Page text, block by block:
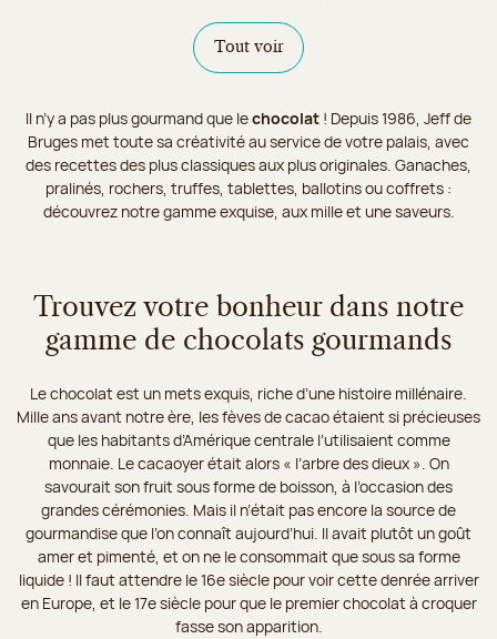
Tout voir
Il n’y a pas plus gourmand que lechocolat ! Depuis 1986, Jeff de
Bruges met toute sa créativité au service de votre palais, avec
des recettes des plus classiques aux plus originales. Ganaches,
pralinés, rochers, truffes, tablettes, ballotins ou coffrets :
découvrez notre gamme exquise, aux mille et une saveurs.
Trouvez votre bonheur dans notre
gamme de chocolats gourmands
Le chocolat est un mets exquis, riche d’une histoire millénaire.
Mille ans avant notre ère, les fèves de cacao étaient si précieuses
que les habitants d’Amérique centrale l’utilisaient comme
monnaie. Le cacaoyer était alors « l’arbre des dieux ». On
savourait son fruit sous forme de boisson, à l’occasion des
grandes cérémonies. Mais il n’était pas encore la source de
gourmandise que l’on connaît aujourd’hui. Il avait plutôt un goût
amer et pimenté, et on ne le consommait que sous sa forme
liquide ! Il faut attendre le 16e siècle pour voir cette denrée arriver
en Europe, et le 17e siècle pour que le premier chocolat à croquer
fasse son apparition.